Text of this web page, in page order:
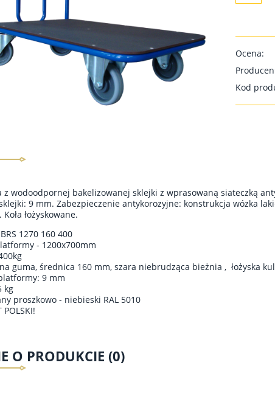
Ocena:
Kod
z wodoodpornej bakelizowanej sklejki z wprasowaną siateczką
9 mm. Zabezpieczenie antykorozyjne: konstrukcja wózka
Koła łożyskowane.
1270 160 400
- 1200x700mm
guma, średnica 160 mm, szara niebrudząca bieżnia , łożyska
9 mm
kg
proszkowo - niebieski RAL 5010
POLSKI!
O PRODUKCIE (0)